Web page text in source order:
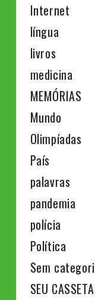
Internet
língua
livros
medicina
MEMÓRIAS
Mundo
Olimpíadas
País
palavras
pandemia
polícia
Política
Sem
SEU CASSETA